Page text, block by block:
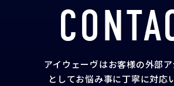
アイウェーヴはお客様の外部
としてお悩み事に丁寧に対応